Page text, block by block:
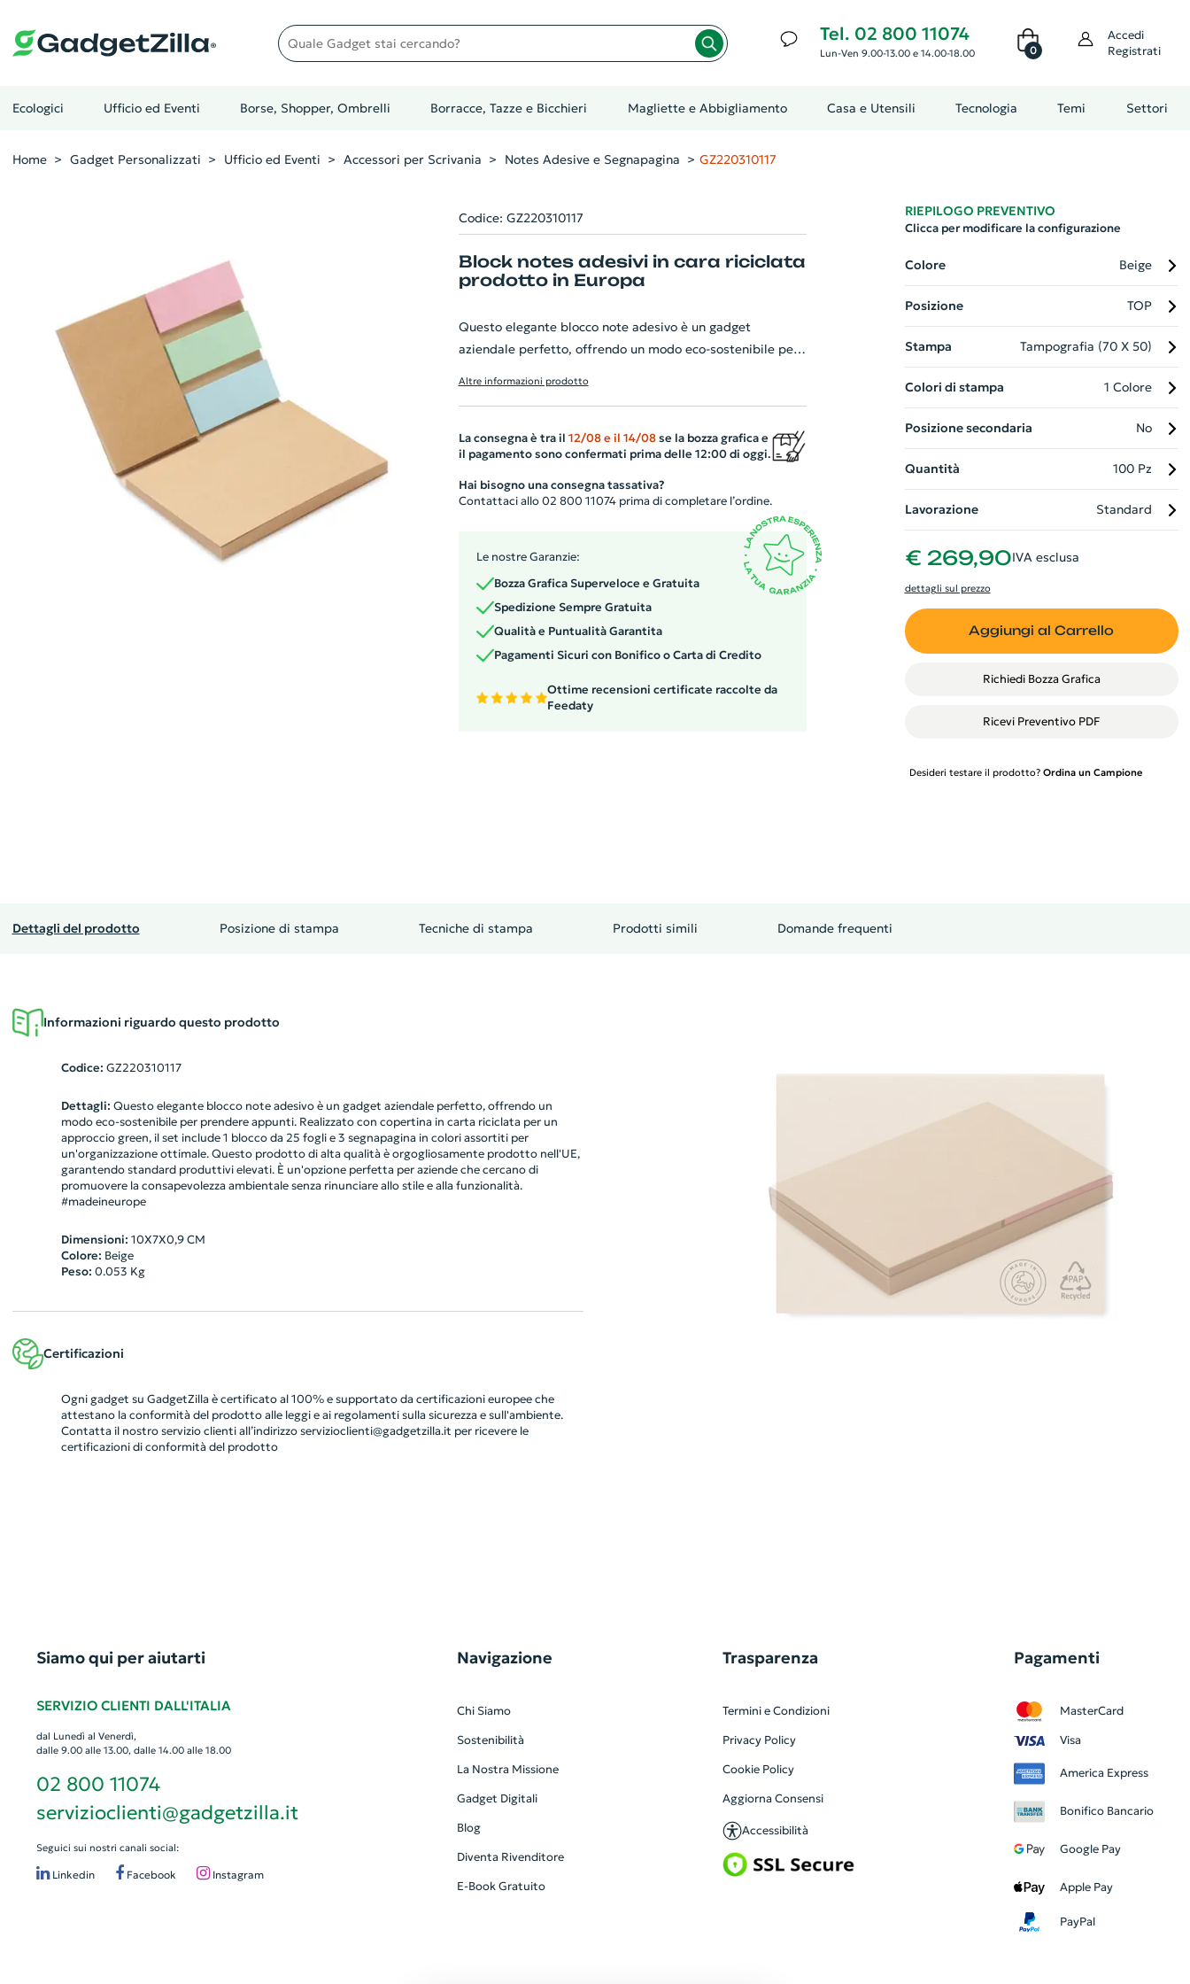
Quale gadget stai cercando? Tel. 02 800 11074
Lun-Ven 9.00-13.00 e 14.00-18.00 0
Accedi
Registrati
Ecologici Ufficio ed Eventi Borse, Shopper, Ombrelli Borracce, Tazze e Bicchieri Magliette e Abbigliamento Casa e Utensili Tecnologia Temi Settori
Home Gadget Personalizzati Ufficio ed Eventi Accessori per Scrivania Notes Adesive e Segnapagina GZ220310117
Codice: GZ220310117
Block notes adesivi in cara riciclata
prodotto in Europa
Questo elegante blocco note adesivo è un gadget
aziendale perfetto, offrendo un modo eco-sostenibile per
un'organizzazione ottimale. Questo prodotto di alta
qualità è orgogliosamente prodotto nell'UE, garantendo
standard produttivi elevati. È un'opzione perfetta per
aziende che cercano di promuovere la consapevolezza
ambientale senza rinunciare allo stile e alla funzionalità.
#madeineurope
Altre informazioni prodotto
La consegna è tra il 12/08 e il 14/08se la bozza grafica e
il pagamento sono confermati prima delle 12:00 di oggi.
Hai bisogno una consegna tassativa?
Contattaci allo 02 800 11074 prima di completare l’ordine.
Le nostre Garanzie:
Bozza Grafica Superveloce e Gratuita
Spedizione Sempre Gratuita
Qualità e Puntualità Garantita
Pagamenti Sicuri con Bonifico o Carta di Credito
Ottime recensioni certificate raccolte da
Feedaty
RIEPILOGO PREVENTIVO
Clicca per modificare la configurazione
Colore Beige
Posizione TOP
Stampa Tampografia (70 X 50)
Colori di stampa 1 Colore
Posizione secondaria No
Quantità 100 Pz
Lavorazione Standard
€ 269,90IVA esclusa
dettagli sul prezzo
Aggiungi al Carrello
Richiedi Bozza Grafica
Ricevi Preventivo PDF
Desideri testare il prodotto? Ordina un Campione
Dettagli del prodotto Posizione di stampa Tecniche di stampa Prodotti simili Domande frequenti
Informazioni riguardo questo prodotto
Codice: GZ220310117
Dettagli: Questo elegante blocco note adesivo è un gadget aziendale perfetto, offrendo un
modo eco-sostenibile per prendere appunti. Realizzato con copertina in carta riciclata per un
approccio green, il set include 1 blocco da 25 fogli e 3 segnapagina in colori assortiti per
un'organizzazione ottimale. Questo prodotto di alta qualità è orgogliosamente prodotto nell'UE,
garantendo standard produttivi elevati. È un'opzione perfetta per aziende che cercano di
promuovere la consapevolezza ambientale senza rinunciare allo stile e alla funzionalità.
#madeineurope
Dimensioni: 10X7X0,9 CM
Colore: Beige
Peso: 0.053 Kg
Certificazioni
Ogni gadget su GadgetZilla è certificato al 100% e supportato da certificazioni europee che
attestano la conformità del prodotto alle leggi e ai regolamenti sulla sicurezza e sull'ambiente.
Contatta il nostro servizio clienti all’indirizzo servizioclienti@gadgetzilla.it per ricevere le
certificazioni di conformità del prodotto
Siamo qui per aiutarti
SERVIZIO CLIENTI DALL'ITALIA
dal Lunedì al Venerdì,
dalle 9.00 alle 13.00, dalle 14.00 alle 18.00
02 800 11074
servizioclienti@gadgetzilla.it
Seguici sui nostri canali social:
Linkedin Facebook Instagram
Navigazione
Chi Siamo
Sostenibilità
La Nostra Missione
Gadget Digitali
Blog
Diventa Rivenditore
E-Book Gratuito
Trasparenza
Termini e Condizioni
Privacy Policy
Cookie Policy
Aggiorna Consensi
Accessibilità
Pagamenti
MasterCard
Visa
America Express
Bonifico Bancario
Google Pay
Apple Pay
PayPal